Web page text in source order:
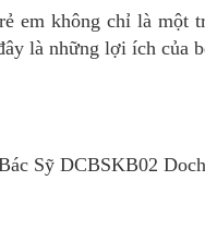
em không chỉ là một
là những lợi ích của
Sỹ DCBSKB02